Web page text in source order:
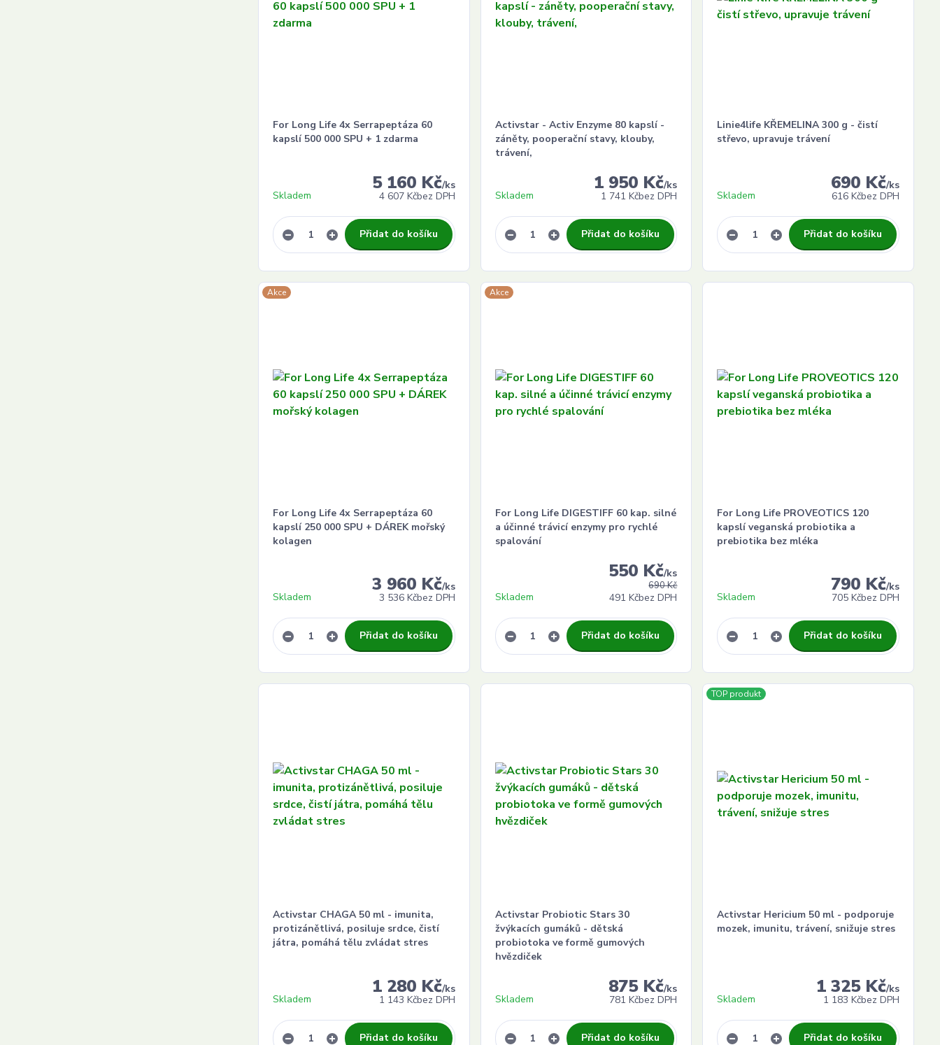
For Long Life 4x Serrapeptáza 60
kapslí 500 000 SPU + 1 zdarma
5 160 Kč/ks
4 607 Kčbez DPH
Skladem
Přidat do košíku
Activstar - Activ Enzyme 80 kapslí -
záněty, pooperační stavy, klouby,
trávení,
1 950 Kč/ks
1 741 Kčbez DPH
Skladem
Přidat do košíku
Linie4life KŘEMELINA 300 g - čistí
střevo, upravuje trávení
690 Kč/ks
616 Kčbez DPH
Skladem
Přidat do košíku
Akce
For Long Life 4x Serrapeptáza 60
kapslí 250 000 SPU + DÁREK mořský
kolagen
3 960 Kč/ks
3 536 Kčbez DPH
Skladem
Přidat do košíku
Akce
For Long Life DIGESTIFF 60 kap. silné
a účinné trávicí enzymy pro rychlé
spalování
690 Kč
550 Kč/ks
491 Kčbez DPH
Skladem
Přidat do košíku
For Long Life PROVEOTICS 120
kapslí veganská probiotika a
prebiotika bez mléka
790 Kč/ks
705 Kčbez DPH
Skladem
Přidat do košíku
Activstar CHAGA 50 ml - imunita,
protizánětlivá, posiluje srdce, čistí
játra, pomáhá tělu zvládat stres
1 280 Kč/ks
1 143 Kčbez DPH
Skladem
Přidat do košíku
Activstar Probiotic Stars 30
žvýkacích gumáků - dětská
probiotoka ve formě gumových
hvězdiček
875 Kč/ks
781 Kčbez DPH
Skladem
Přidat do košíku
TOP produkt
Activstar Hericium 50 ml - podporuje
mozek, imunitu, trávení, snižuje stres
1 325 Kč/ks
1 183 Kčbez DPH
Skladem
Přidat do košíku